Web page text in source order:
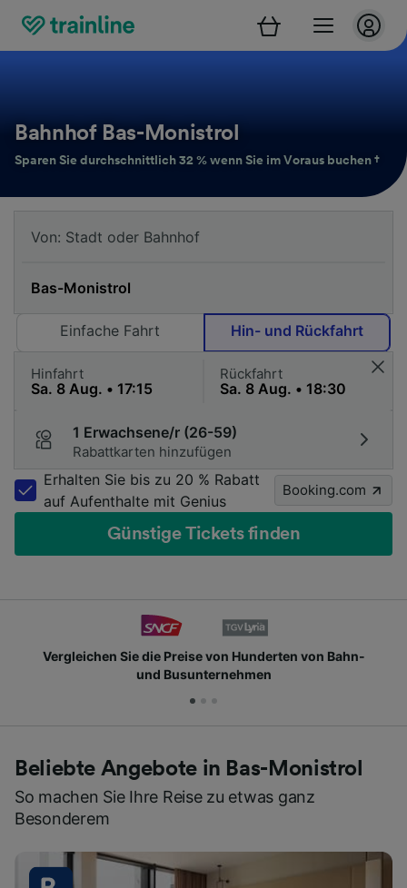
Bahnhof Bas-Monistrol
Sparen Sie durchschnittlich 32 % wenn Sie im Voraus buchen †
Einfache Fahrt Hin- und Rückfahrt
Hinfahrt Rückfahrt
1 Erwachsene/r (26-59)
Rabattkarten hinzufügen
Erhalten Sie bis zu 20 % Rabatt
auf Aufenthalte mit Genius
Booking.com
Günstige Tickets finden
Vergleichen Sie die Preise von Hunderten von Bahn-
und Busunternehmen
Beliebte Angebote in Bas-Monistrol
So machen Sie Ihre Reise zu etwas ganz
Besonderem